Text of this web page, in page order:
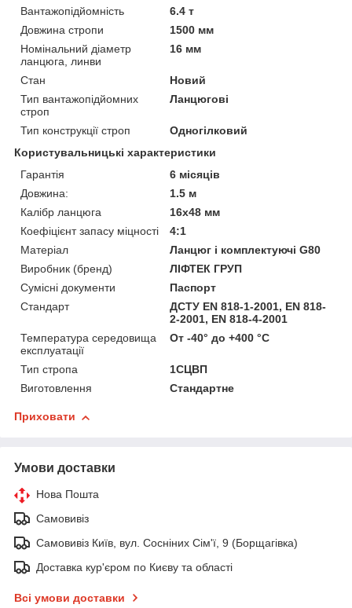
Вантажопідйомність
6.4 т
Довжина стропи
1500 мм
Номінальний діаметр
ланцюга, линви
16 мм
Стан
Новий
Тип вантажопідйомних
строп
Ланцюгові
Тип конструкції строп
Одногілковий
Користувальницькі характеристики
Гарантія
6 місяців
Довжина:
1.5 м
Калібр ланцюга
16х48 мм
Коефіцієнт запасу міцності
4:1
Матеріал
Ланцюг і комплектуючі G80
Виробник (бренд)
ЛІФТЕК ГРУП
Сумісні документи
Паспорт
Стандарт
ДСТУ EN 818-1-2001, EN 818-
2-2001, EN 818-4-2001
Температура середовища
експлуатації
От -40° до +400 °С
Тип стропа
1СЦВП
Виготовлення
Стандартне
Приховати
Умови доставки
Нова Пошта
Самовивіз
Самовивіз Київ, вул. Сосніних Сім'ї, 9 (Борщагівка)
Доставка кур'єром по Києву та області
Всі умови доставки